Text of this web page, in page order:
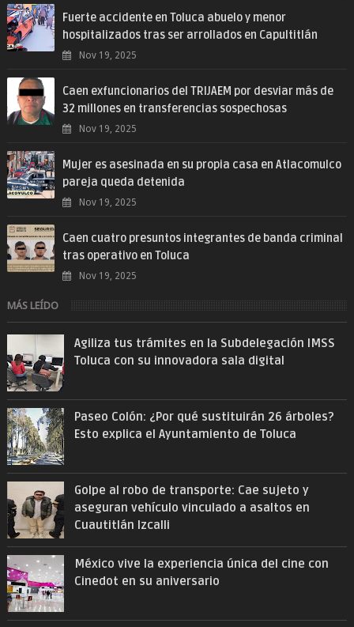
Fuerte accidente en Toluca abuelo y menor
hospitalizados tras ser arrollados en Capultitlán
Nov 19, 2025
Caen exfuncionarios del TRIJAEM por desviar más de
32 millones en transferencias sospechosas
Nov 19, 2025
Mujer es asesinada en su propia casa en Atlacomulco
pareja queda detenida
Nov 19, 2025
Caen cuatro presuntos integrantes de banda criminal
tras operativo en Toluca
Nov 19, 2025
MÁS LEÍDO
Agiliza tus trámites en la Subdelegación IMSS
Toluca con su innovadora sala digital
Paseo Colón: ¿Por qué sustituirán 26 árboles?
Esto explica el Ayuntamiento de Toluca
Golpe al robo de transporte: Cae sujeto y
aseguran vehículo vinculado a asaltos en
Cuautitlán Izcalli
México vive la experiencia única del cine con
Cinedot en su aniversario